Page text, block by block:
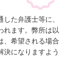
た弁護士等に、
れます。弊所は以
、希望される場合
決になりますよう